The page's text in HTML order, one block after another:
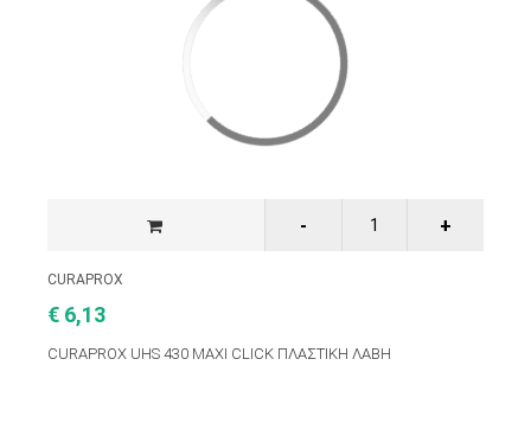
CURAPROX
€ 6,13
CURAPROX UHS 430 MAXI CLICK ΠΛΑΣΤΙΚΗ ΛΑΒΗ